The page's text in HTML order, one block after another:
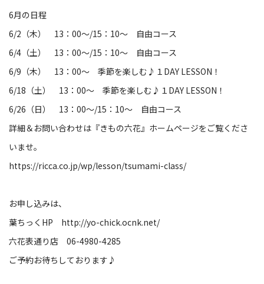
6月の日程
6/2（木） 13：00～/15：10～ 自由コース
6/4（土） 13：00～/15：10～ 自由コース
6/9（木） 13：00～ 季節を楽しむ♪１DAY LESSON！
6/18（土） 13：00～ 季節を楽しむ♪１DAY LESSON！
6/26（日） 13：00～/15：10～ 自由コース
詳細＆お問い合わせは『きもの六花』ホームページをご覧くださ
いませ。
https://ricca.co.jp/wp/lesson/tsumami-class/
お申し込みは、
葉ちっくHP http://yo-chick.ocnk.net/
六花表通り店 06-4980-4285
ご予約お待ちしております♪